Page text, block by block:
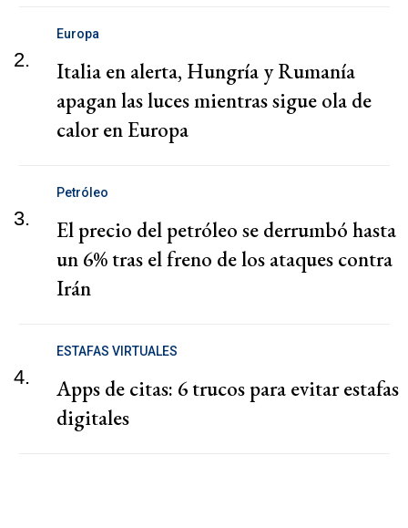
2.
Europa
Italia en alerta, Hungría y Rumanía
apagan las luces mientras sigue ola de
calor en Europa
3.
Petróleo
El precio del petróleo se derrumbó hasta
un 6% tras el freno de los ataques contra
Irán
4.
ESTAFAS VIRTUALES
Apps de citas: 6 trucos para evitar estafas
digitales